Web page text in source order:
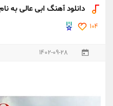
دانلود آهنگ ابی عالی به
104
1402-09-28